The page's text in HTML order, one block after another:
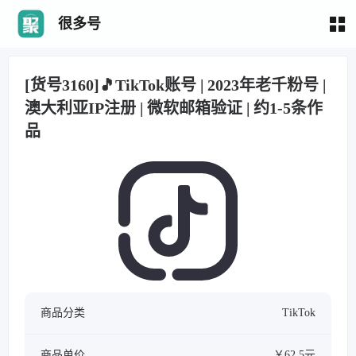
很多号
[货号3160]🎵TikTok账号 | 2023年老千粉号 |
澳大利亚IP注册 | 微软邮箱验证 | 约1-5条作
品
商品分类 TikTok